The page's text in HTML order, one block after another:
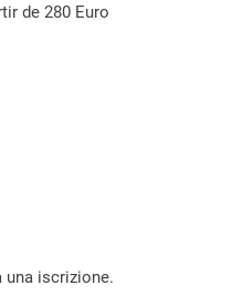
de 280 Euro
una iscrizione.